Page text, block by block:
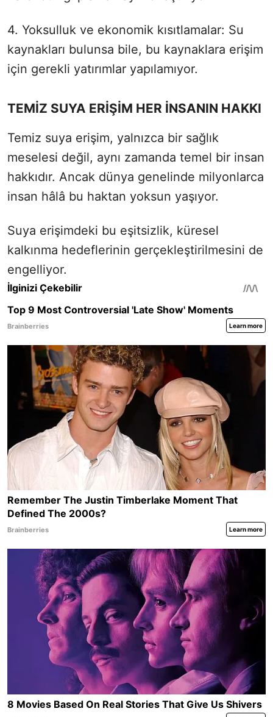
4. Yoksulluk ve ekonomik kısıtlamalar: Su
kaynakları bulunsa bile, bu kaynaklara erişim
için gerekli yatırımlar yapılamıyor.
TEMİZ SUYA ERİŞİM HER İNSANIN HAKKI
Temiz suya erişim, yalnızca bir sağlık
meselesi değil, aynı zamanda temel bir insan
hakkıdır. Ancak dünya genelinde milyonlarca
insan hâlâ bu haktan yoksun yaşıyor.
Suya erişimdeki bu eşitsizlik, küresel
kalkınma hedeflerinin gerçekleştirilmesini de
engelliyor.